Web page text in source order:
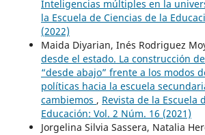
Inteligencias múltiples en la
la Escuela de Ciencias de la
(2022)
Maida Diyarian, Inés Rodriguez
desde el estado. La construcción
“desde abajo” frente a los modos
políticas hacia la escuela
cambiemos , Revista de la Escuela
Educación: Vol. 2 Núm. 16 (2021)
Jorgelina Silvia Sassera, Natalia